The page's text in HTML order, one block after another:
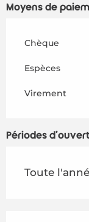
Moyens de
Chèque
Espèces
Virement
Périodes
Toute